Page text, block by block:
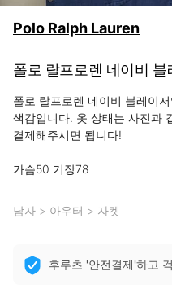
Polo Ralph Lauren
폴로 랄프로렌 네이비 블
폴로 랄프로렌 네이비 블레이
색감입니다. 옷 상태는 사진과
결제해주시면 됩니다!
가슴50 기장78
남자 > 아우터 > 자켓
후루츠 '안전결제'하고